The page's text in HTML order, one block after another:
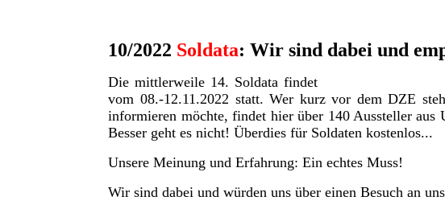
10/2022 Soldata: Wir sind dabei und
Die mittlerweile 14. Soldata findet
vom 08.-12.11.2022 statt. Wer kurz vor dem DZE
informieren möchte, findet hier über 140 Aussteller aus
Besser geht es nicht! Überdies für Soldaten kostenlos...
Unsere Meinung und Erfahrung: Ein echtes Muss!
Wir sind dabei und würden uns über einen Besuch an